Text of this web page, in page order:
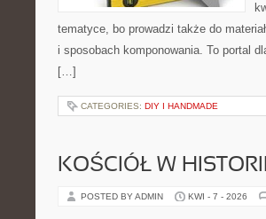
tematyce, bo prowadzi także do
i sposobach komponowania. To portal
[…]
CATEGORIES: DIY I HANDMADE
KOŚCIÓŁ W
POSTED BY ADMIN KWI - 7 - 2026